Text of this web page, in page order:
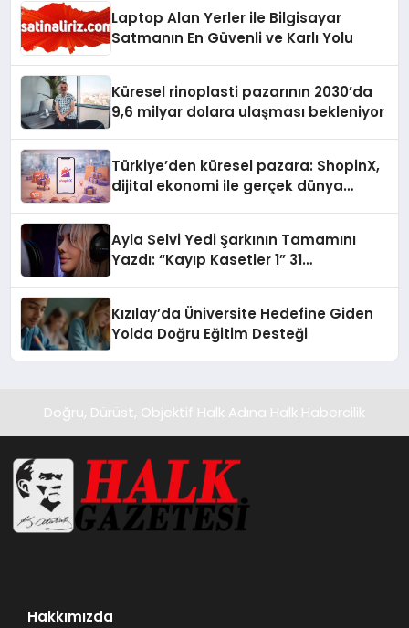
Laptop Alan Yerler ile Bilgisayar
Satmanın En Güvenli ve Karlı Yolu
Küresel rinoplasti pazarının 2030’da
9,6 milyar dolara ulaşması bekleniyor
Türkiye’den küresel pazara: ShopinX,
dijital ekonomi ile gerçek dünya
Ayla Selvi Yedi Şarkının Tamamını
Yazdı: “Kayıp Kasetler 1” 31
Kızılay’da Üniversite Hedefine Giden
Yolda Doğru Eğitim Desteği
Doğru, Dürüst, Objektif Halk Adına Halk Habercilik
Hakkımızda